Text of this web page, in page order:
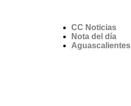
CC Noticias
Nota del día
Aguascalientes